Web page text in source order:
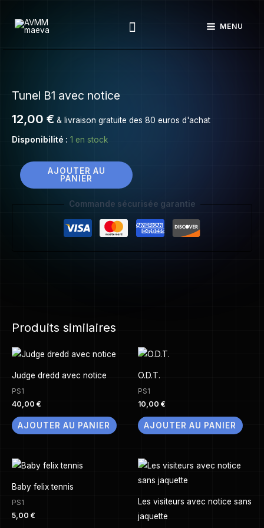
Rechercher MENU
Tunel B1 avec notice
12,00 € & livraison gratuite des 80 euros d'achat
Disponibilité : 1 en stock
Tunel
avec
notice
AJOUTER AU
PANIER
Commande sécurisée garantie
Produits similaires
Judge dredd avec notice
PS1
40,00 €
AJOUTER AU PANIER
O.D.T.
PS1
10,00 €
AJOUTER AU PANIER
Baby felix tennis
PS1
5,00 €
Les visiteurs avec notice sans
jaquette
avec